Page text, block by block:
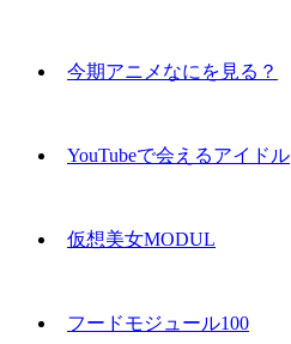
今期アニメなにを見る？
YouTubeで会えるアイドル
仮想美女MODUL
フードモジュール100